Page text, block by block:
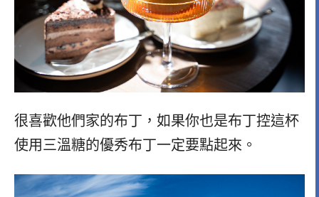
很喜歡他們家的布丁，如果你也是布丁控這杯
使用三溫糖的優秀布丁一定要點起來。